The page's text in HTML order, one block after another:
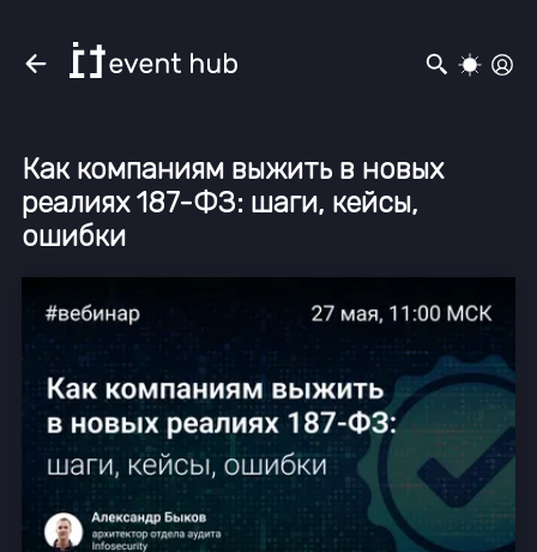
Как компаниям выжить в новых
реалиях 187-ФЗ: шаги, кейсы,
ошибки